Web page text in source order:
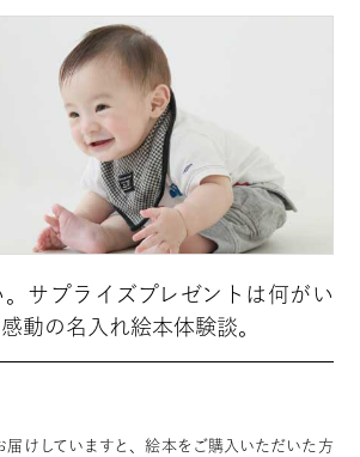
サプライズプレゼントは何がい
動の名入れ絵本体験談。
届けしていますと、絵本をご購入いただいた方